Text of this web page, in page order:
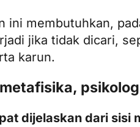
ini membutuhkan,
jika tidak dicari,
karun.
dijelaskan dari sisi